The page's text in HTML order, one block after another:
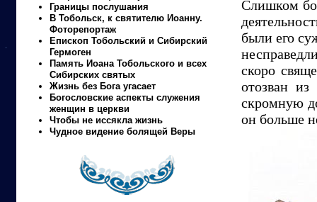
Границы послушания
В Тобольск, к святителю Иоанну.
Фоторепортаж
Епископ Тобольский и Сибирский
Гермоген
Память Иоана Тобольского и всех
Сибирских святых
Жизнь без Бога угасает
Богословские аспекты служения
женщин в церкви
Чтобы не иссякла жизнь
Чудное видение болящей Веры
Слишком
были его
скоро
отозван
скромную
он больше